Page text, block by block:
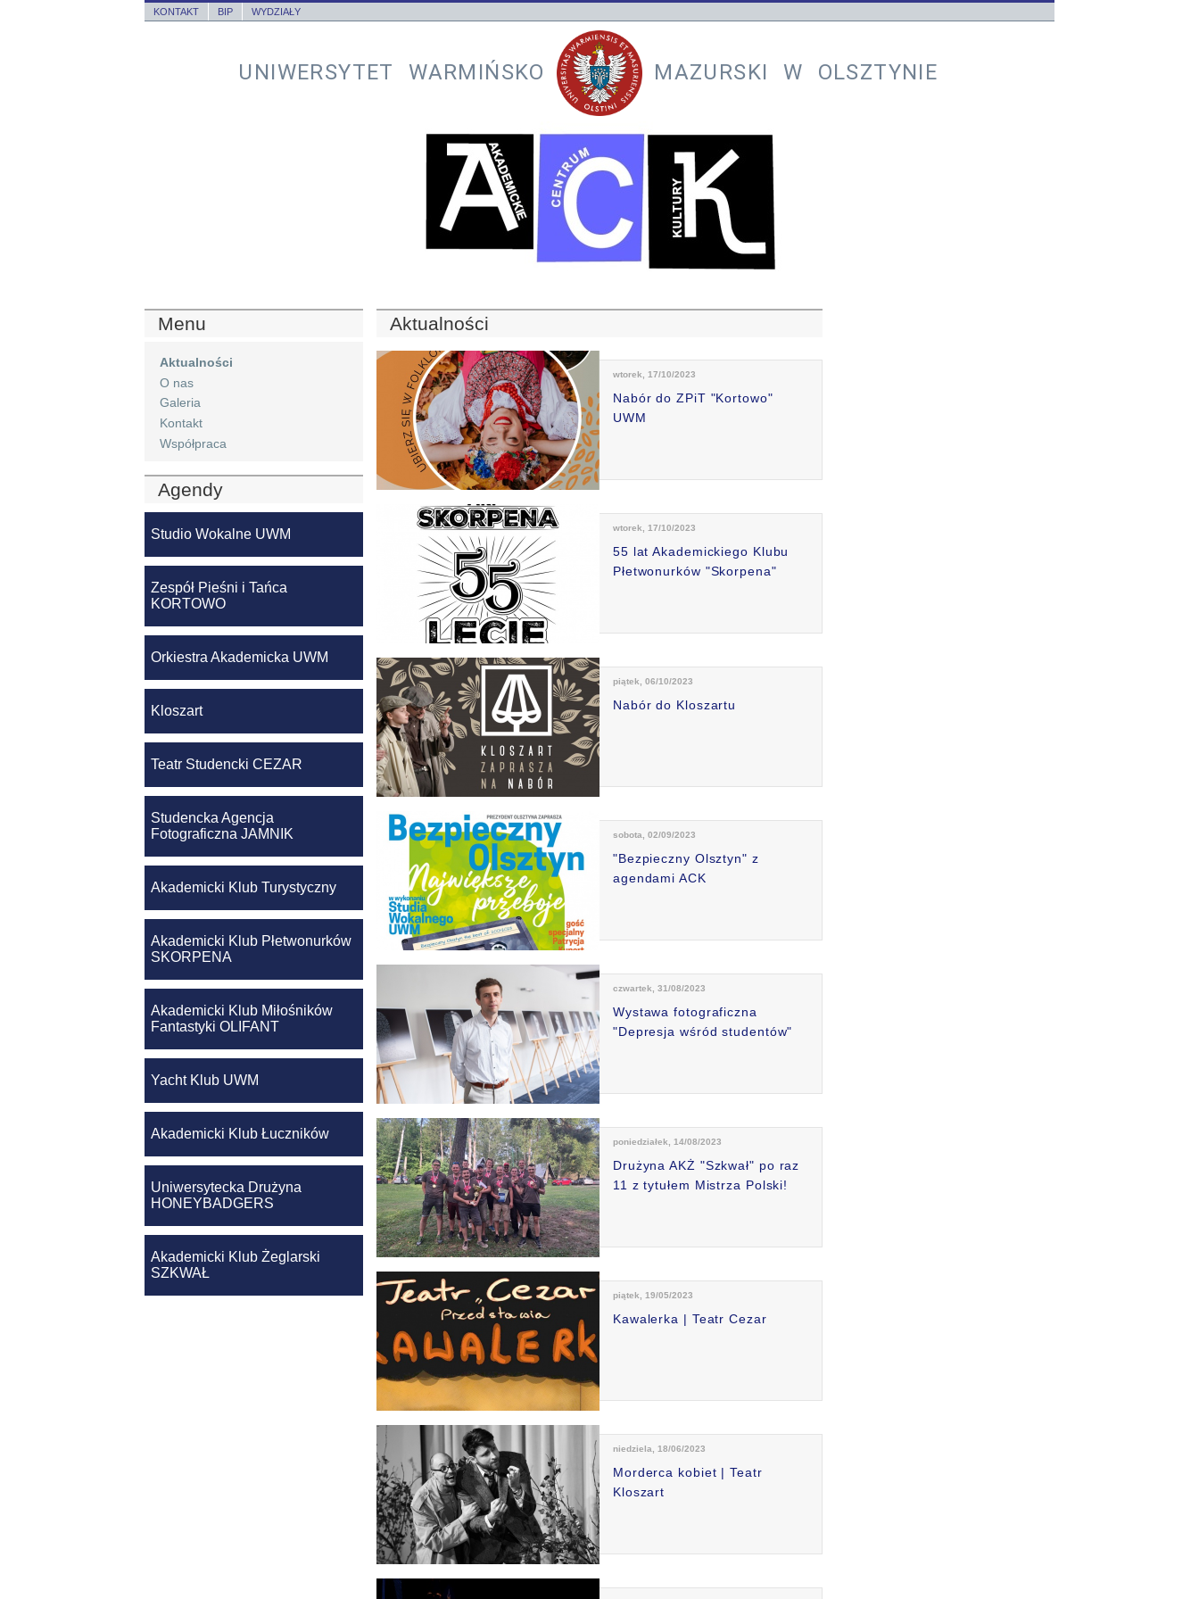
KONTAKT BIP WYDZIAŁY
UNIWERSYTET WARMIŃSKO MAZURSKI W OLSZTYNIE
Menu
Aktualności
O nas
Galeria
Kontakt
Współpraca
Agendy
Studio Wokalne UWM
Zespół Pieśni i Tańca
KORTOWO
Orkiestra Akademicka UWM
Kloszart
Teatr Studencki CEZAR
Studencka Agencja
Fotograficzna JAMNIK
Akademicki Klub Turystyczny
Akademicki Klub Płetwonurków
SKORPENA
Akademicki Klub Miłośników
Fantastyki OLIFANT
Yacht Klub UWM
Akademicki Klub Łuczników
Uniwersytecka Drużyna
HONEYBADGERS
Akademicki Klub Żeglarski
SZKWAŁ
Aktualności
wtorek, 17/10/2023
Nabór do ZPiT "Kortowo"
UWM
wtorek, 17/10/2023
55 lat Akademickiego Klubu
Płetwonurków "Skorpena"
piątek, 06/10/2023
Nabór do Kloszartu
sobota, 02/09/2023
"Bezpieczny Olsztyn" z
agendami ACK
czwartek, 31/08/2023
Wystawa fotograficzna
"Depresja wśród studentów"
poniedziałek, 14/08/2023
Drużyna AKŻ "Szkwał" po raz
11 z tytułem Mistrza Polski!
piątek, 19/05/2023
Kawalerka | Teatr Cezar
niedziela, 18/06/2023
Morderca kobiet | Teatr
Kloszart